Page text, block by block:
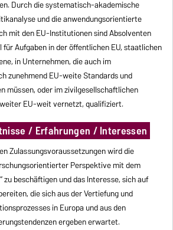
Durch die systematisch-akademische
und die anwendungsorientierte
mit den EU-Institutionen sind Absolventen
für Aufgaben in der öffentlichen EU, staatlichen
in Unternehmen, die auch im
zunehmend EU-weite Standards und
müssen, oder im zivilgesellschaftlichen
EU-weit vernetzt, qualifiziert.
/ Erfahrungen / Interessen
Zulassungsvoraussetzungen wird die
Perspektive mit dem
zu beschäftigen und das Interesse, sich auf
die sich aus der Vertiefung und
in Europa und aus den
ergeben erwartet.